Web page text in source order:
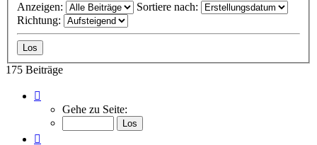
Anzeigen:
Sortiere nach:
Richtung:
175 Beiträge
von
Gehe zu Seite: